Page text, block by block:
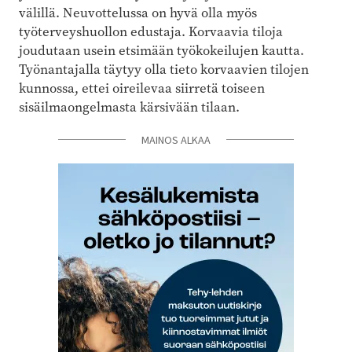
välillä. Neuvottelussa on hyvä olla myös
työterveyshuollon edustaja. Korvaavia tiloja
joudutaan usein etsimään työkokeilujen kautta.
Työnantajalla täytyy olla tieto korvaavien tilojen
kunnossa, ettei oireilevaa siirretä toiseen
sisäilmaongelmasta kärsivään tilaan.
MAINOS ALKAA